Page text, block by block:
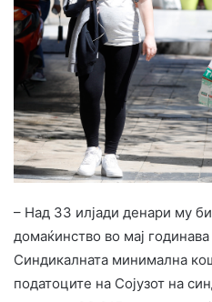
– Над 33 илјади денари му
домаќинство во мај
Синдикалната минимална
податоците на Сојузот на